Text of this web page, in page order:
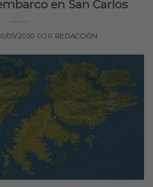
en San Carlos
05/2020 POR REDACCIÓN